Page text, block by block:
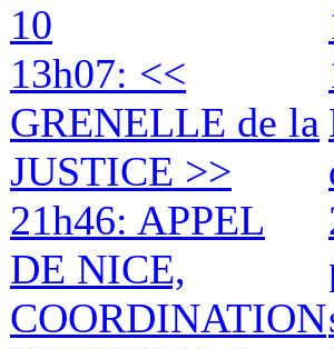
10
13h07: <<
GRENELLE de la
JUSTICE >>
21h46: APPEL
DE NICE,
COORDINATION